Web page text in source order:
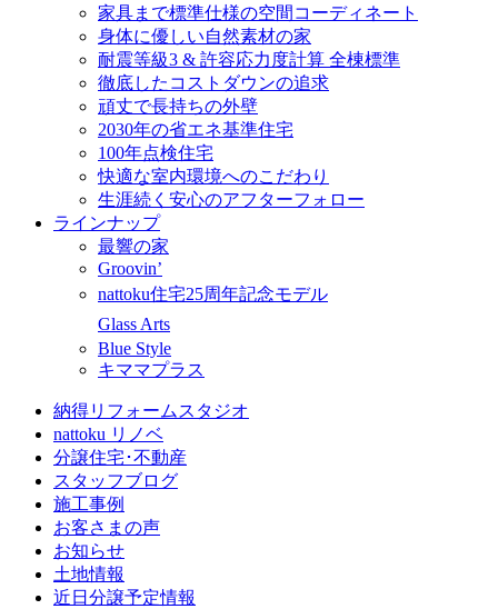
家具まで標準仕様の空間コーディネート
身体に優しい自然素材の家
耐震等級3 & 許容応力度計算 全棟標準
徹底したコストダウンの追求
頑丈で長持ちの外壁
2030年の省エネ基準住宅
100年点検住宅
快適な室内環境へのこだわり
生涯続く安心のアフターフォロー
ラインナップ
最響の家
Groovin’
nattoku住宅25周年記念モデル
Glass Arts
Blue Style
キママプラス
納得リフォームスタジオ
nattoku リノベ
分譲住宅･不動産
スタッフブログ
施工事例
お客さまの声
お知らせ
土地情報
近日分譲予定情報